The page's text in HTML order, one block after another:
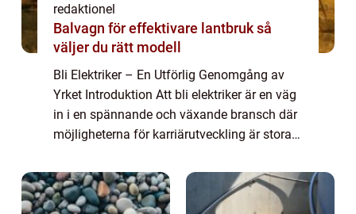
redaktionel
Balvagn för effektivare lantbruk så
väljer du rätt modell
Bli Elektriker – En Utförlig Genomgång av
Yrket Introduktion Att bli elektriker är en väg
in i en spännande och växande bransch där
möjligheterna för karriärutveckling är stora.
med allt från install...